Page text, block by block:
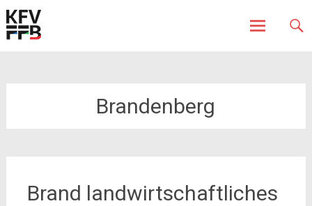
Brandenberg
Brand landwirtschaftliches